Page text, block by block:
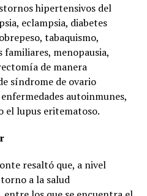
hipertensivos del
eclampsia, diabetes
tabaquismo,
menopausia,
de manera
síndrome de ovario
autoinmunes,
el lupus eritematoso.
resaltó que, a nivel
a la salud